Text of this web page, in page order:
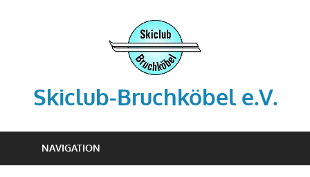
Skiclub-Bruchköbel e.V.
bruchkoebel.de
NAVIGATION